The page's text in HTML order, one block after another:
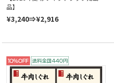
品】
¥3,240⇒¥2,916